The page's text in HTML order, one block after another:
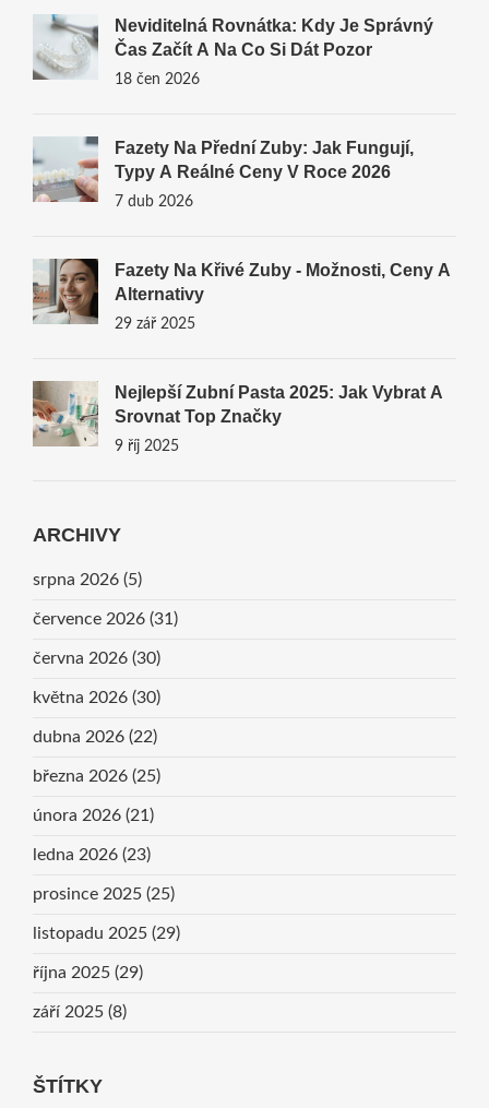
Neviditelná Rovnátka: Kdy Je Správný
Čas Začít A Na Co Si Dát Pozor
18 čen 2026
Fazety Na Přední Zuby: Jak Fungují,
Typy A Reálné Ceny V Roce 2026
7 dub 2026
Fazety Na Křivé Zuby - Možnosti, Ceny A
Alternativy
29 zář 2025
Nejlepší Zubní Pasta 2025: Jak Vybrat A
Srovnat Top Značky
9 říj 2025
ARCHIVY
srpna 2026 (5)
července 2026 (31)
června 2026 (30)
května 2026 (30)
dubna 2026 (22)
března 2026 (25)
února 2026 (21)
ledna 2026 (23)
prosince 2025 (25)
listopadu 2025 (29)
října 2025 (29)
září 2025 (8)
ŠTÍTKY